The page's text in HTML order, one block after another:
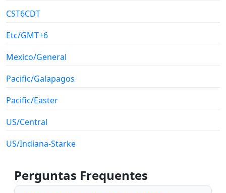
CST6CDT
Etc/GMT+6
Mexico/General
Pacific/Galapagos
Pacific/Easter
US/Central
US/Indiana-Starke
Perguntas Frequentes